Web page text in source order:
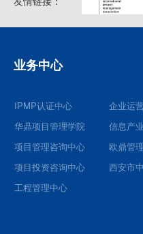
业务中心
IPMP认证中心
华鼎项目管理学院
项目管理咨询中心
项目投资咨询中心
工程管理中心
企业运
信息产
欧鼎管